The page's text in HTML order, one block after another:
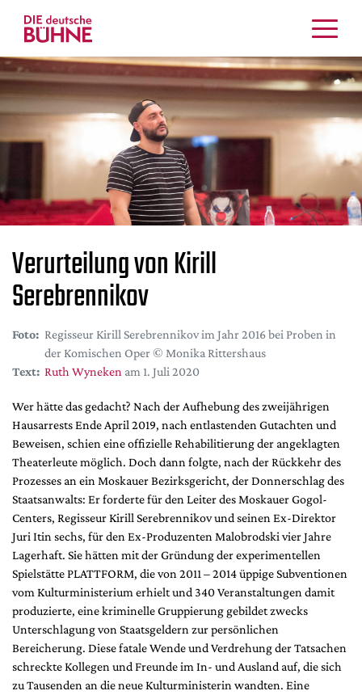
Kritiken
Schauspiel
Musiktheater
Tanz
Crossover
Bühnenwelt
Festivals & Veranstaltungen
Menschen & Theater
Themen
Internationales
Medientipps
DdB-map
Kalender
Premierensuche
Festival-Planer
Hefte
Alle Hefte
Leseproben
Podcast
Service
Shop / Abo
Newsletter
Redaktion
Autor:innen
Verurteilung von Kirill
Serebrennikov
Foto: Regisseur Kirill Serebrennikov im Jahr 2016 bei Proben in
der Komischen Oper © Monika Rittershaus
Text: Ruth Wyneken am 1. Juli 2020
Wer hätte das gedacht? Nach der Aufhebung des zweijährigen
Hausarrests Ende April 2019, nach entlastenden Gutachten und
Beweisen, schien eine offizielle Rehabilitierung der angeklagten
Theaterleute möglich. Doch dann folgte, nach der Rückkehr des
Prozesses an ein Moskauer Bezirksgericht, der Donnerschlag des
Staatsanwalts: Er forderte für den Leiter des Moskauer Gogol-
Centers, Regisseur Kirill Serebrennikov und seinen Ex-Direktor
Juri Itin sechs, für den Ex-Produzenten Malobrodski vier Jahre
Lagerhaft. Sie hätten mit der Gründung der experimentellen
Spielstätte PLATTFORM, die von 2011 – 2014 üppige Subventionen
vom Kulturministerium erhielt und 340 Veranstaltungen damit
produzierte, eine kriminelle Gruppierung gebildet zwecks
Unterschlagung von Staatsgeldern zur persönlichen
Bereicherung. Diese fatale Wende und Verdrehung der Tatsachen
schreckte Kollegen und Freunde im In- und Ausland auf, die sich
zu Tausenden an die neue Kulturministerin wandten. Eine